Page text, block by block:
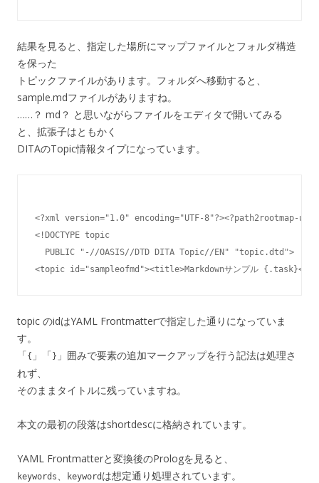
結果を見ると、指定した場所にマップファイルとフォルダ構造
を保った
トピックファイルがあります。フォルダへ移動すると、
sample.mdファイルがありますね。
……？ md？ と思いながらファイルをエディタで開いてみる
と、拡張子はともかく
DITAのTopic情報タイプになっています。
<?xml version="1.0" encoding="UTF-8"?><?path2rootmap-
<!DOCTYPE topic
PUBLIC "-//OASIS//DTD DITA Topic//EN" "topic.dtd">
topic のidはYAML Frontmatterで指定した通りになっていま
す。
「{ 」「} 」囲みで要素の追加マークアップを行う記法は処理さ
れず、
そのままタイトルに残っていますね。
本文の最初の段落はshortdescに格納されています。
YAML Frontmatterと変換後のPrologを見ると、
keywords keyword は想定通り処理されています。